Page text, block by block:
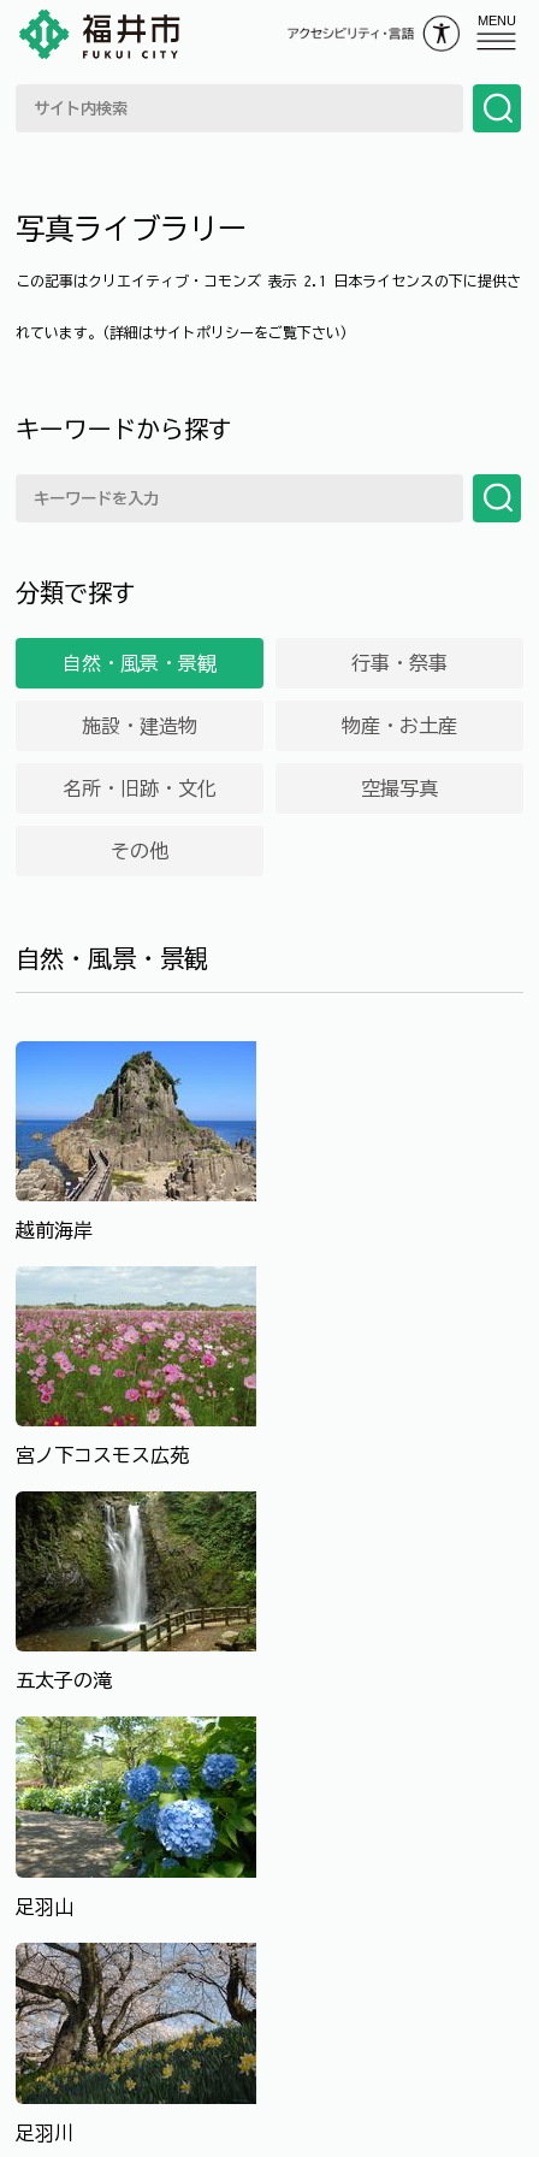
MENU
写真ライブラリー
この記事はクリエイティブ・コモンズ 表示 2.1 日本ライセンスの下に提供さ
れています。(詳細はサイトポリシーをご覧下さい)
キーワードから探す
分類で探す
自然・風景・景観 行事・祭事
施設・建造物 物産・お土産
名所・旧跡・文化 空撮写真
その他
自然・風景・景観
越前海岸
宮ノ下コスモス広苑
五太子の滝
足羽山
足羽川